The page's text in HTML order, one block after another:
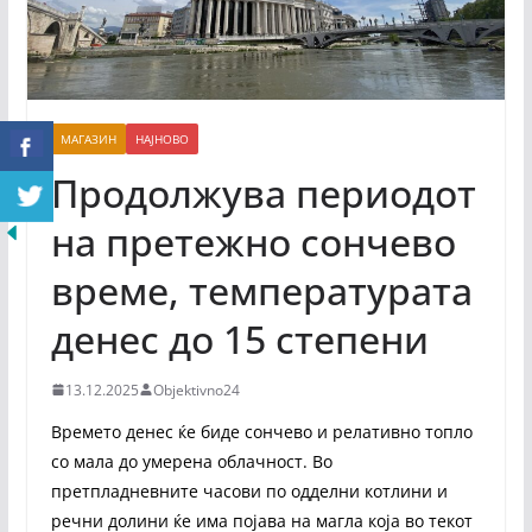
МАГАЗИН НАЈНОВО
Продолжува периодот
на претежно сончево
време, температурата
денес до 15 степени
13.12.2025 Objektivno24
Времето денес ќе биде сончево и релативно топло
со мала до умерена облачност. Во
претпладневните часови по одделни котлини и
речни долини ќе има појава на магла која во текот